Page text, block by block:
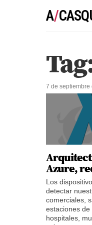
A/
7 de septiembre
Azure,
Los
detectar
comerciales,
estaciones de
hospitales,